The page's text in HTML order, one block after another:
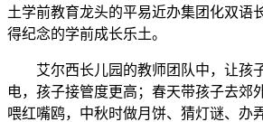
土学前教育龙头的平易近办集团化双语
得纪念的学前成长乐土。
艾尔西长儿园的教师团队中，让孩
电，孩子接管度更高；春天带孩子去郊
喂红嘴鸥，中秋时做月饼、猜灯谜、办